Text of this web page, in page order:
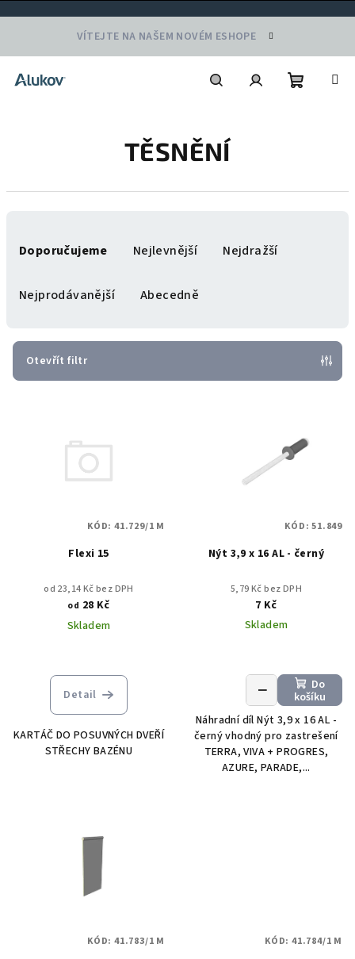
obsah
VÍTEJTE NA NAŠEM NOVÉM ESHOPE
TĚSNĚNÍ
r
Doporučujeme Nejlevnější Nejdražší
Nejprodávanější Abecedně
Otevřít filtr
Flexi 15
od 23,14 Kč bez DPH
od 28 Kč
Skladem
Detail
KARTÁČ DO POSUVNÝCH DVEŘÍ
STŘECHY BAZÉNU
KÓD: 41.729/1 M
Nýt 3,9 x 16 AL - černý
5,79 Kč bez DPH
7 Kč
Skladem
+
−
Do
košíku
Náhradní díl Nýt 3,9 x 16 AL -
černý vhodný pro zastrešení
TERRA, VIVA + PROGRES,
AZURE, PARADE,...
KÓD:51.849
KÓD: 41.783/1 M KÓD: 41.784/1 M